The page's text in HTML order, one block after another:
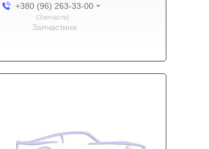
+380 (96) 263-33-00
Запчасти
Запчастини